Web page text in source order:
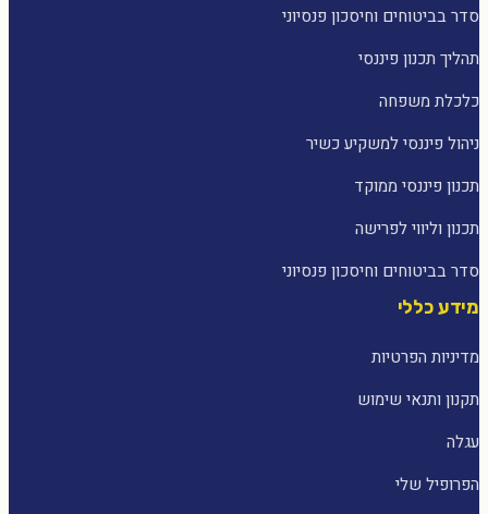
סדר בביטוחים וחיסכון פנסיוני
תהליך תכנון פיננסי
כלכלת משפחה
ניהול פיננסי למשקיע כשיר
תכנון פיננסי ממוקד
תכנון וליווי לפרישה
סדר בביטוחים וחיסכון פנסיוני
מידע כללי
מדיניות הפרטיות
תקנון ותנאי שימוש
עגלה
הפרופיל שלי